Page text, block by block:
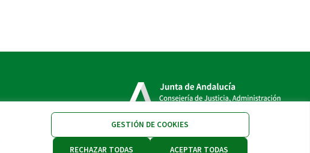
GESTIÓN DE COOKIES
RECHAZAR TODAS ACEPTAR TODAS